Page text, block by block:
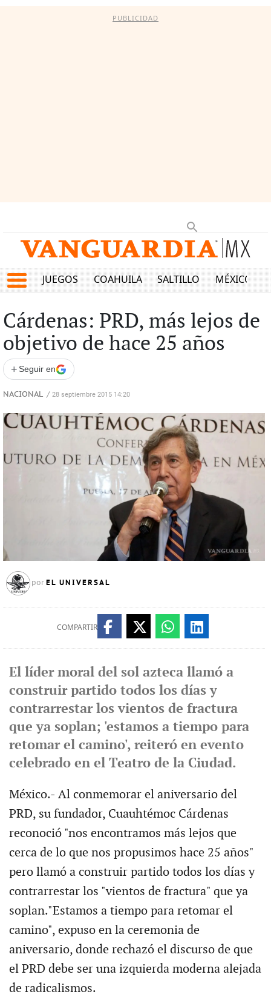
PUBLICIDAD
JUEGOS COAHUILA SALTILLO MÉXICO
Cárdenas: PRD, más lejos de
objetivo de hace 25 años
+ Seguir en
NACIONAL / 28 septiembre 2015 14:20
por EL UNIVERSAL
COMPARTIR
El líder moral del sol azteca llamó a
construir partido todos los días y
contrarrestar los vientos de fractura
que ya soplan; 'estamos a tiempo para
retomar el camino', reiteró en evento
celebrado en el Teatro de la Ciudad.
México.- Al conmemorar el aniversario del
PRD, su fundador, Cuauhtémoc Cárdenas
reconoció "nos encontramos más lejos que
cerca de lo que nos propusimos hace 25 años"
pero llamó a construir partido todos los días y
contrarrestar los "vientos de fractura" que ya
soplan."Estamos a tiempo para retomar el
camino", expuso en la ceremonia de
aniversario, donde rechazó el discurso de que
el PRD debe ser una izquierda moderna alejada
de radicalismos.